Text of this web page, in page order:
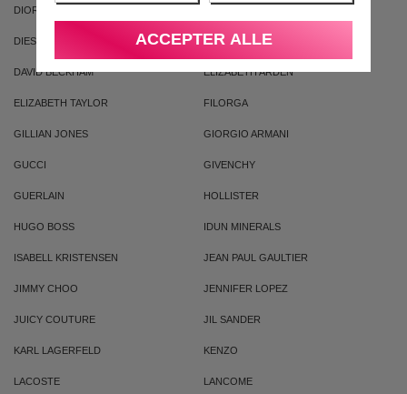
ACCEPTER ALLE
DIOR
DIESEL DOLCE & GABBANA
DAVID BECKHAM ELIZABETH ARDEN
ELIZABETH TAYLOR FILORGA
GILLIAN JONES GIORGIO ARMANI
GUCCI GIVENCHY
GUERLAIN HOLLISTER
HUGO BOSS IDUN MINERALS
ISABELL KRISTENSEN JEAN PAUL GAULTIER
JIMMY CHOO JENNIFER LOPEZ
JUICY COUTURE JIL SANDER
KARL LAGERFELD KENZO
LACOSTE LANCOME